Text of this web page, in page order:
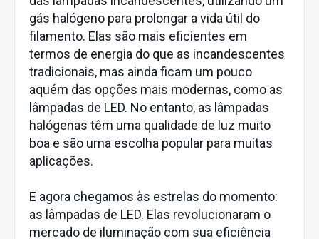
gás halógeno para prolongar a vida útil do
filamento. Elas são mais eficientes em
termos de energia do que as incandescentes
tradicionais, mas ainda ficam um pouco
aquém das opções mais modernas, como as
lâmpadas de LED. No entanto, as lâmpadas
halógenas têm uma qualidade de luz muito
boa e são uma escolha popular para muitas
aplicações.
E agora chegamos às estrelas do momento:
as lâmpadas de LED. Elas revolucionaram o
mercado de iluminação com sua eficiência